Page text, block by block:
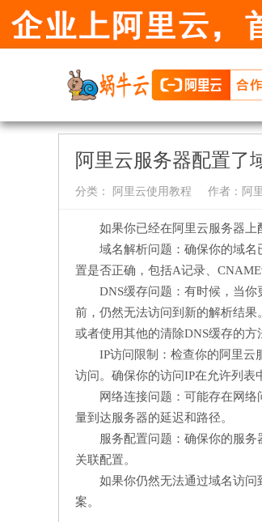
阿里云服务器配置了
分类： 阿里云使用教程 作者： 阿
如果你已经在阿里云服务器上
域名解析问题：确保你的域
置是否正确，包括A记录、CNAME
DNS缓存问题：有时候，当
前，仍然无法访问到新的解析结
或者使用其他的清除DNS缓存的方
IP访问限制：检查你的阿里云
访问。确保你的访问IP在允许列表
网络连接问题：可能存在网
量到达服务器的延迟和路径。
服务配置问题：确保你的服
关联配置。
如果你仍然无法通过域名访
案。